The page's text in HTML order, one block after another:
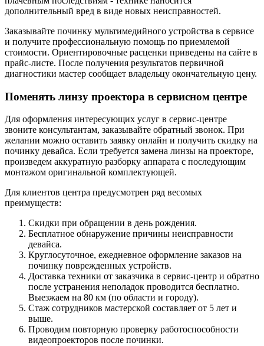
дополнительный вред в виде новых неисправностей.
Заказывайте починку мультимедийного устройства в сервисе
и получите профессиональную помощь по приемлемой
стоимости. Ориентировочные расценки приведены на сайте в
прайс-листе. После получения результатов первичной
диагностики мастер сообщает владельцу окончательную цену.
Поменять линзу проектора в сервисном центре
Для оформления интересующих услуг в сервис-центре
звоните консультантам, заказывайте обратный звонок. При
желании можно оставить заявку онлайн и получить скидку на
починку девайса. Если требуется замена линзы на проекторе,
произведем аккуратную разборку аппарата с последующим
монтажом оригинальной комплектующей.
Для клиентов центра предусмотрен ряд весомых
преимуществ:
Скидки при обращении в день рождения.
Бесплатное обнаружение причины неисправности
девайса.
Круглосуточное, ежедневное оформление заказов на
починку поврежденных устройств.
Доставка техники от заказчика в сервис-центр и обратно
после устранения неполадок проводится бесплатно.
Выезжаем на 80 км (по области и городу).
Стаж сотрудников мастерской составляет от 5 лет и
выше.
Проводим повторную проверку работоспособности
видеопроекторов после починки.